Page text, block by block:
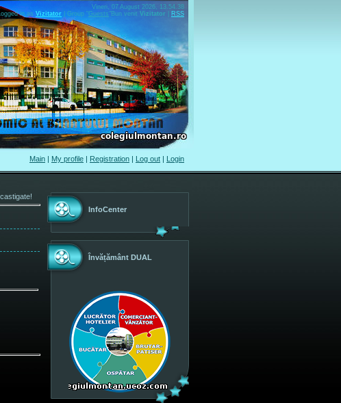
Vineri, 07 August 2026, 13.54.38
in as Vizitator Group "Guests" Bun venit Vizitator RSS
Main | My profile | Registration | Log out | Login
InfoCenter
Învățământ DUAL